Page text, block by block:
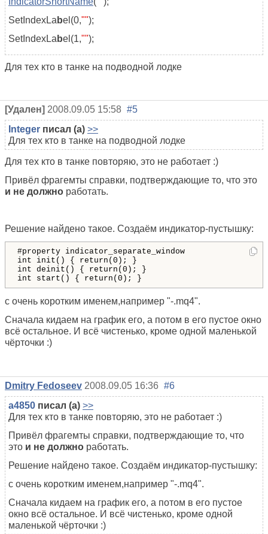
SetIndexLa bel(0,"");
SetIndexLa bel(1,"");
Для тех кто в танке на подводной лодке
[Удален] 2008.09.05 15:58 #5
Integer писал (а) >>
Для тех кто в танке на подводной лодке
Для тех кто в танке повторяю, это не работает :)
Привёл фрагемты справки, подтверждающие то, что это
и не должно работать.
Решение найдено такое. Создаём индикатор-пустышку:
#property indicator_separate_window
int
init () { return ( 0 ) ;
}
int deinit () { return ( 0 ) ;
}
int
start () { return ( 0 ) ; }
с очень коротким именем,например "-.mq4".
Сначала кидаем на график его, а потом в его пустое окно
всё остальное. И всё чистенько, кроме одной маленькой
чёрточки :)
Dmitry Fedoseev 2008.09.05 16:36 #6
a4850 писал (а) >>
Для тех кто в танке повторяю, это не работает :)
Привёл фрагемты справки, подтверждающие то, что
это и не должно работать.
Решение найдено такое. Создаём индикатор-пустышку:
с очень коротким именем,например "-.mq4".
Сначала кидаем на график его, а потом в его пустое
окно всё остальное. И всё чистенько, кроме одной
маленькой чёрточки :)